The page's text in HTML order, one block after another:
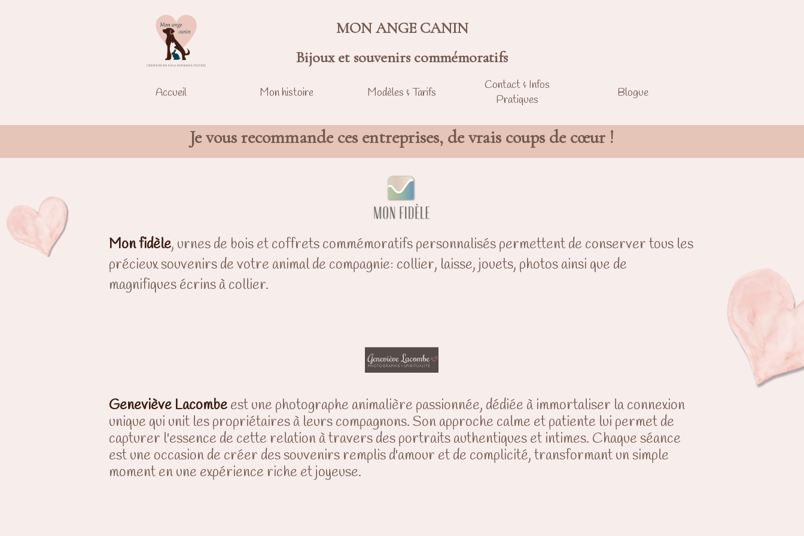
MON ANGE CANIN
Bijoux et souvenirs commémoratifs
Accueil Mon histoire Modèles & Tarifs
Contact & Infos
Pratiques
Blogue
Je vous recommande ces entreprises, de vrais coups de cœur !
Mon fidèle, urnes de bois et coffrets commémoratifs personnalisés permettent de conserver tous les
précieux souvenirs de votre animal de compagnie: collier, laisse, jouets, photos ainsi que de
magnifiques écrins à collier.
Geneviève Lacombeest une photographe animalière passionnée, dédiée à immortaliser la connexion
unique qui unit les propriétaires à leurs compagnons. Son approche calme et patiente lui permet de
capturer l'essence de cette relation à travers des portraits authentiques et intimes. Chaque séance
est une occasion de créer des souvenirs remplis d'amour et de complicité, transformant un simple
moment en une expérience riche et joyeuse.